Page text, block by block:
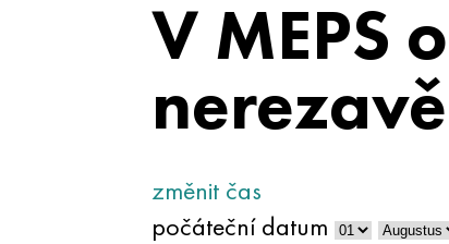
V MEPS
změnit čas
počáteční datum